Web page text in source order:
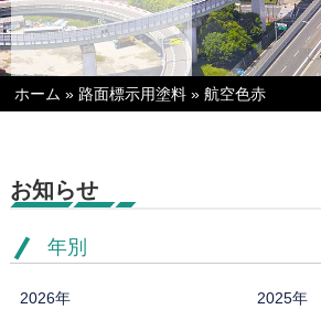
ホーム » 路面標示用塗料 »航空色赤
お知らせ
年別
2026年 2025年